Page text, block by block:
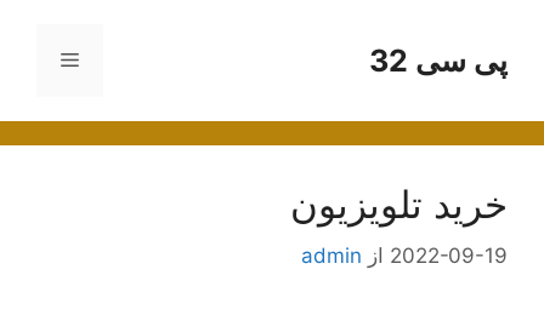
محتواپی سی 32 فهرست
خرید تلویزیون
2022-09-19 از admin